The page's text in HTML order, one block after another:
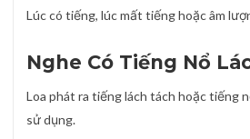
Lúc có tiếng, lúc mất tiếng hoặc âm
Nghe Có Tiếng Nổ
Loa phát ra tiếng lách tách hoặc tiếng
sử dụng.